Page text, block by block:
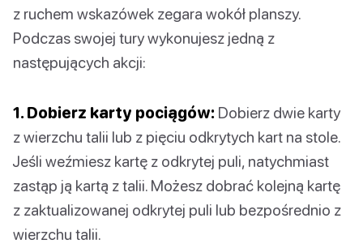
z ruchem wskazówek zegara wokół planszy.
Podczas swojej tury wykonujesz jedną z
następujących akcji:
1. Dobierz karty pociągów: Dobierz dwie karty
z wierzchu talii lub z pięciu odkrytych kart na stole.
Jeśli weźmiesz kartę z odkrytej puli, natychmiast
zastąp ją kartą z talii. Możesz dobrać kolejną kartę
z zaktualizowanej odkrytej puli lub bezpośrednio z
wierzchu talii.